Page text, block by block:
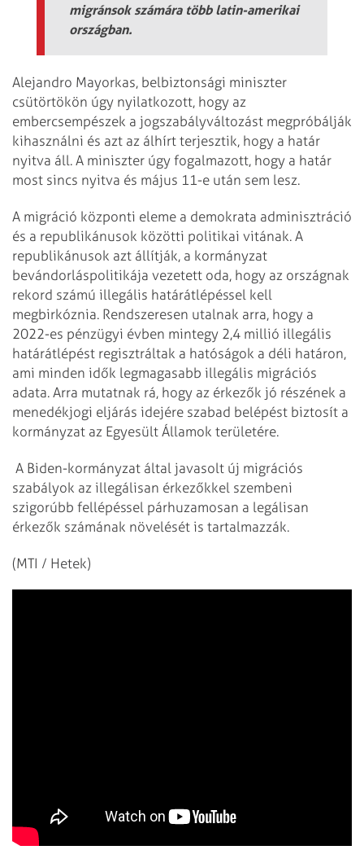
migránsok számára több latin-amerikai
országban.
Alejandro Mayorkas, belbiztonsági miniszter
csütörtökön úgy nyilatkozott, hogy az
embercsempészek a jogszabályváltozást megpróbálják
kihasználni és azt az álhírt terjesztik, hogy a határ
nyitva áll. A miniszter úgy fogalmazott, hogy a határ
most sincs nyitva és május 11-e után sem lesz.
A migráció központi eleme a demokrata adminisztráció
és a republikánusok közötti politikai vitának. A
republikánusok azt állítják, a kormányzat
bevándorláspolitikája vezetett oda, hogy az országnak
rekord számú illegális határátlépéssel kell
megbirkóznia. Rendszeresen utalnak arra, hogy a
2022-es pénzügyi évben mintegy 2,4 millió illegális
határátlépést regisztráltak a hatóságok a déli határon,
ami minden idők legmagasabb illegális migrációs
adata. Arra mutatnak rá, hogy az érkezők jó részének a
menedékjogi eljárás idejére szabad belépést biztosít a
kormányzat az Egyesült Államok területére.
A Biden-kormányzat által javasolt új migrációs
szabályok az illegálisan érkezőkkel szembeni
szigorúbb fellépéssel párhuzamosan a legálisan
érkezők számának növelését is tartalmazzák.
(MTI / Hetek)